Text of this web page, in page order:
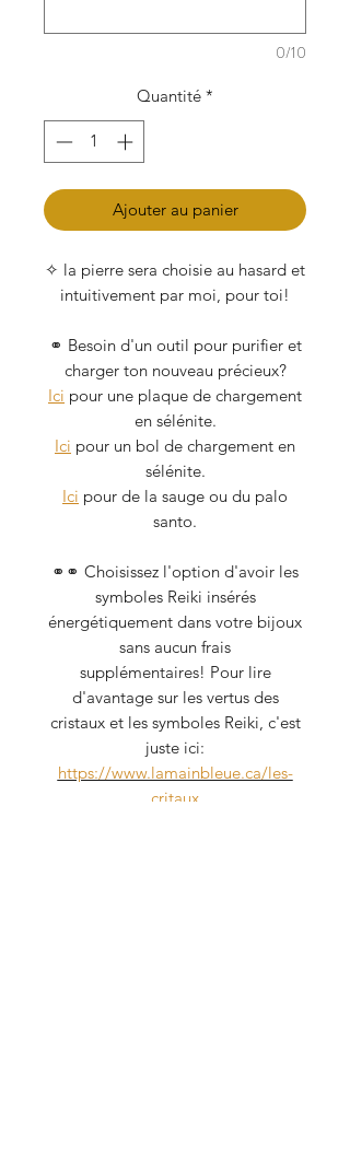
0/10
Quantité *
Ajouter au panier
✧ la pierre sera choisie au hasard et
intuitivement par moi, pour toi!
⚭ Besoin d'un outil pour purifier et
charger ton nouveau précieux?
Ici pour une plaque de chargement
en sélénite.
Ici pour un bol de chargement en
sélénite.
Ici pour de la sauge ou du palo
santo.
⚭⚭ Choisissez l'option d'avoir les
symboles Reiki insérés
énergétiquement dans votre bijoux
sans aucun frais
supplémentaires! Pour lire
d'avantage sur les vertus des
cristaux et les symboles Reiki, c'est
juste ici:
https://www.lamainbleue.ca/les-
critaux